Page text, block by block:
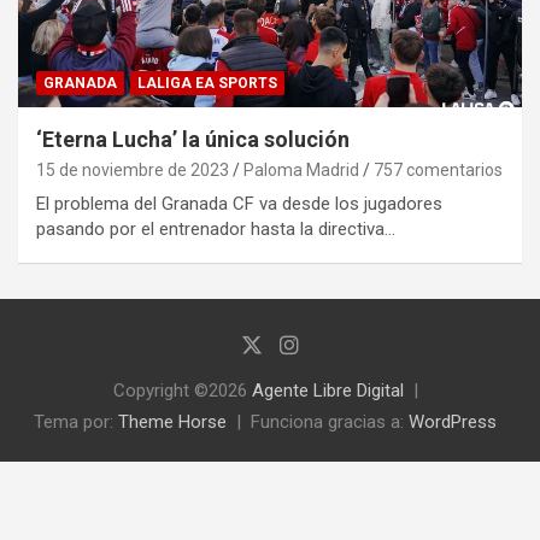
GRANADA LALIGA EA SPORTS
‘Eterna Lucha’ la única solución
15 de noviembre de 2023 Paloma Madrid 757 comentarios
El problema del Granada CF va desde los jugadores
pasando por el entrenador hasta la directiva…
Copyright ©2026 Agente Libre Digital
Tema por: Theme Horse Funciona gracias a: WordPress